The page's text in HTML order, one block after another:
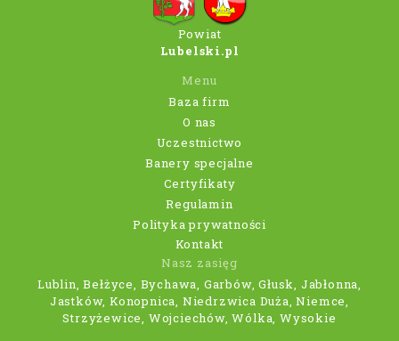
Powiat
Lubelski.pl
Menu
Baza firm
O nas
Uczestnictwo
Banery specjalne
Certyfikaty
Regulamin
Polityka prywatności
Kontakt
Nasz zasięg
Lublin, Bełżyce, Bychawa, Garbów, Głusk, Jabłonna,
Jastków, Konopnica, Niedrzwica Duża, Niemce,
Strzyżewice, Wojciechów, Wólka, Wysokie